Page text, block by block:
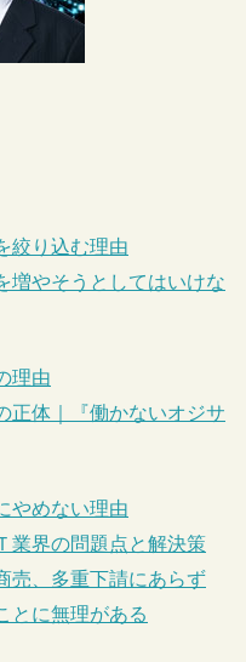
絞り込む理由
増やそうとしてはいけな
理由
正体｜『働かないオジサ
やめない理由
業界の問題点と解決策
売、多重下請にあらず
とに無理がある